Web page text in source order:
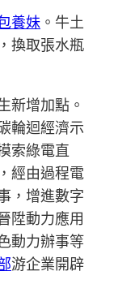
養妹 。牛土
換取張水瓶
新增加點。
輪迴經濟示
索綠電直
經由過程電
，增進數字
陞動力應用
動力辦事等
游企業開辟